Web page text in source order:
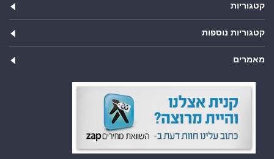
קטגוריות
קטגוריות נוספות
מאמרים